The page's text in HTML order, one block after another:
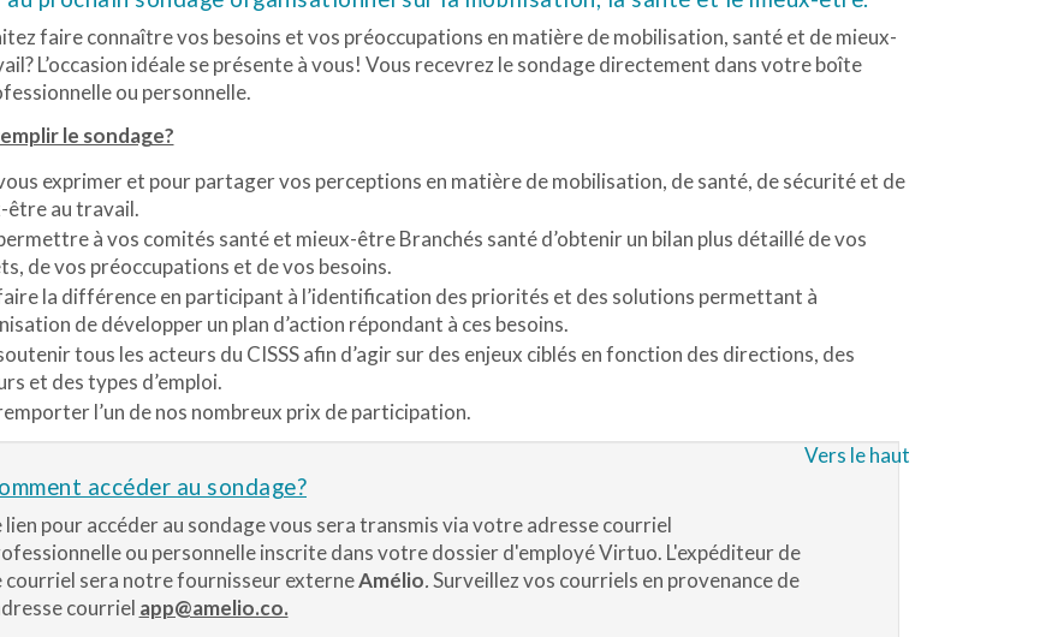
faire connaître vos besoins et vos préoccupations en matière de mobilisation, santé et de mieux-
L’occasion idéale se présente à vous! Vous recevrez le sondage directement dans votre boîte
ou personnelle.
le sondage?
exprimer et pour partager vos perceptions en matière de mobilisation, de santé, de sécurité et de
être au travail.
à vos comités santé et mieux-être Branchés santé d’obtenir un bilan plus détaillé de vos
de vos préoccupations et de vos besoins.
la différence en participant à l’identification des priorités et des solutions permettant à
de développer un plan d’action répondant à ces besoins.
tous les acteurs du CISSS afin d’agir sur des enjeux ciblés en fonction des directions, des
et des types d’emploi.
l’un de nos nombreux prix de participation.
Vers le haut
accéder au sondage?
lien pour accéder au sondage vous sera transmis via votre adresse courriel
ou personnelle inscrite dans votre dossier d'employé Virtuo. L'expéditeur de
courriel sera notre fournisseur externeAmélio.Surveillez vos courriels en provenance de
courriel app@amelio.co.